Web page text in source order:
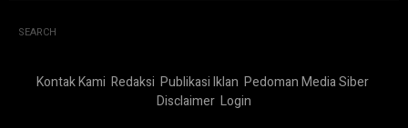
SEARCH
Kontak Kami Redaksi Publikasi Iklan Pedoman Media Siber
Disclaimer Login